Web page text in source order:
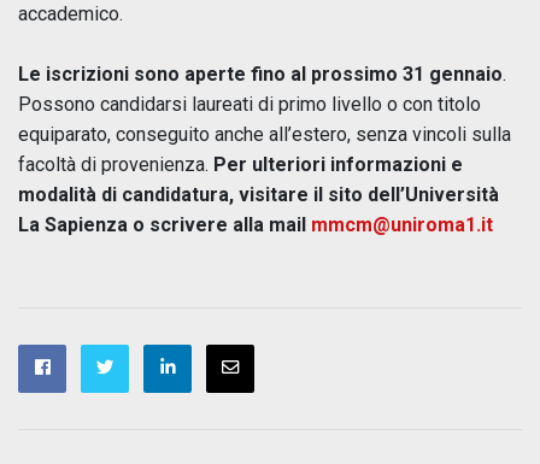
accademico.
Le iscrizioni sono aperte fino al prossimo 31 gennaio.
Possono candidarsi laureati di primo livello o con titolo
equiparato, conseguito anche all’estero, senza vincoli sulla
facoltà di provenienza. Per ulteriori informazioni e
modalità di candidatura, visitare il sito dell’Università
La Sapienza o scrivere alla mail mmcm@uniroma1.it